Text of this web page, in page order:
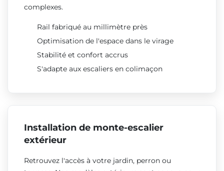
complexes.
Rail fabriqué au millimètre près
Optimisation de l'espace dans le virage
Stabilité et confort accrus
S'adapte aux escaliers en colimaçon
Installation de monte-escalier
extérieur
Retrouvez l'accès à votre jardin, perron ou